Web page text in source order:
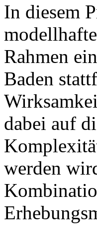
In diesem
Rahmen
Baden
dabei auf
werden